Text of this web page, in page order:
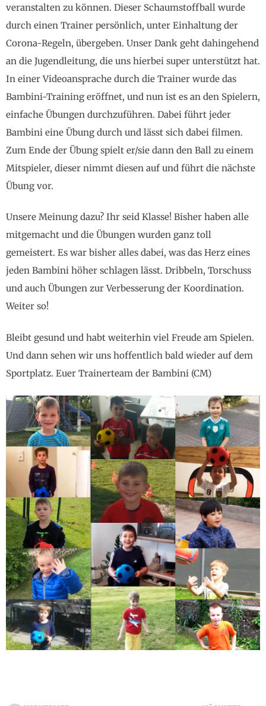
veranstalten zu können. Dieser Schaumstoffball wurde
durch einen Trainer persönlich, unter Einhaltung der
Corona-Regeln, übergeben. Unser Dank geht dahingehend
an die Jugendleitung, die uns hierbei super unterstützt hat.
In einer Videoansprache durch die Trainer wurde das
Bambini-Training eröffnet, und nun ist es an den Spielern,
einfache Übungen durchzuführen. Dabei führt jeder
Bambini eine Übung durch und lässt sich dabei filmen.
Zum Ende der Übung spielt er/sie dann den Ball zu einem
Mitspieler, dieser nimmt diesen auf und führt die nächste
Übung vor.
Unsere Meinung dazu? Ihr seid Klasse! Bisher haben alle
mitgemacht und die Übungen wurden ganz toll
gemeistert. Es war bisher alles dabei, was das Herz eines
jeden Bambini höher schlagen lässt. Dribbeln, Torschuss
und auch Übungen zur Verbesserung der Koordination.
Weiter so!
Bleibt gesund und habt weiterhin viel Freude am Spielen.
Und dann sehen wir uns hoffentlich bald wieder auf dem
Sportplatz. Euer Trainerteam der Bambini (CM)